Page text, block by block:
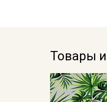
Товары